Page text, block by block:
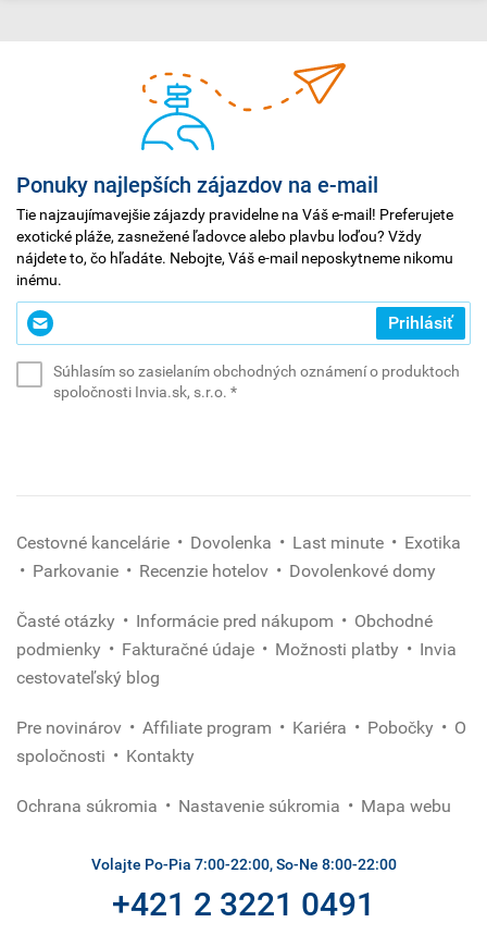
Ponuky najlepších zájazdov na e-mail
Tie najzaujímavejšie zájazdy pravidelne na Váš e-mail! Preferujete
exotické pláže, zasnežené ľadovce alebo plavbu loďou? Vždy
nájdete to, čo hľadáte. Nebojte, Váš e-mail neposkytneme nikomu
inému.
Zadajte
svoj
Prihlásiť
Súhlasím so zasielaním obchodných oznámení o produktoch
spoločnosti Invia.sk, s.r.o. *(povinné)
Cestovné kancelárie Dovolenka Last minute
Exotika
Parkovanie
Recenzie hotelov Dovolenkové domy
Časté otázky Informácie pred nákupom
Obchodné
podmienky
Fakturačné údaje Možnosti platby
Invia
cestovateľský blog
Pre novinárov Affiliate program Kariéra Pobočky
O
spoločnosti
Kontakty
Ochrana súkromia Nastavenie súkromia Mapa webu
Volajte Po-Pia 7:00-22:00, So-Ne 8:00-22:00
+421 2 3221 0491